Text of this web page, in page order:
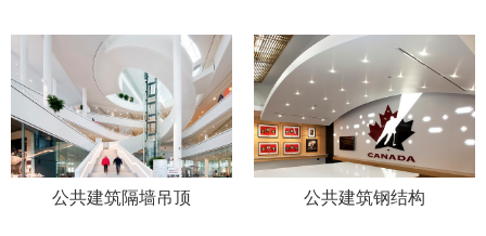
公共建筑隔墙吊顶 公共建筑钢结构